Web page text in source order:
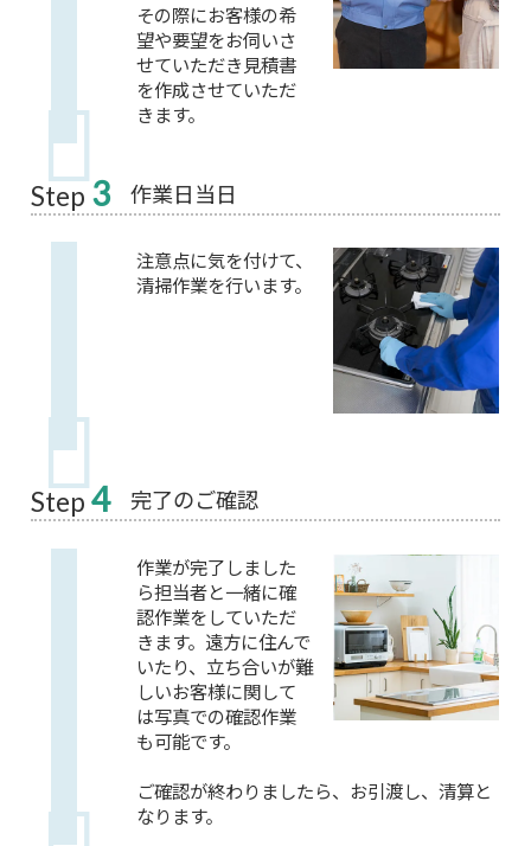
その際にお客様の希
望や要望をお伺いさ
せていただき見積書
を作成させていただ
きます。
Step 3 作業日当日
注意点に気を付けて、
清掃作業を行います。
Step 4 完了のご確認
作業が完了しました
ら担当者と一緒に確
認作業をしていただ
きます。遠方に住んで
いたり、立ち合いが難
しいお客様に関して
は写真での確認作業
も可能です。
ご確認が終わりましたら、お引渡し、清算と
なります。